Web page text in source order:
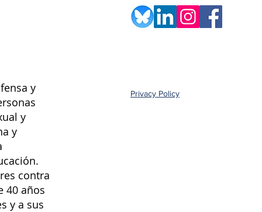
y
y
y
contra
40 años
y a sus
Privacy Policy